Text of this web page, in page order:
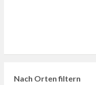
Nach Orten filtern